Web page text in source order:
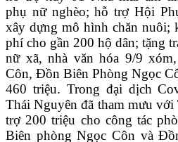
phụ nữ nghèo; hỗ trợ Hội
xây dựng mô hình chăn nuôi;
phí cho gần 200 hộ dân; tặng
nữ xã, nhà văn hóa 9/9
Côn, Đồn Biên Phòng Ngọc
460 triệu. Trong đại dịch
Thái Nguyên đã tham mưu
trợ 200 triệu cho công tác
Biên phòng Ngọc Côn và